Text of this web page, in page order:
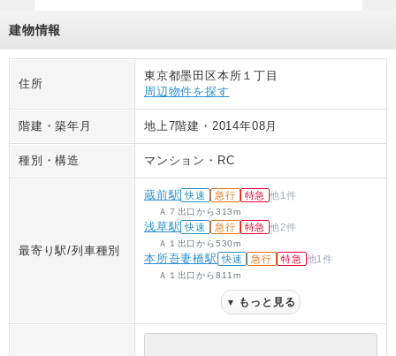
建物情報
住所
東京都墨田区本所１丁目
周辺物件を探す
階建・築年月 地上7階建 ・ 2014年08月
種別・構造 マンション ・ RC
最寄り駅/列車種別
蔵前駅 快速 急行 特急 他1 件
Ａ７出口から313m
浅草駅 快速 急行 特急 他2件
Ａ１出口から530m
本所吾妻橋駅 快速 急行 特急 他1件
Ａ１出口から811m
▼ もっと見る